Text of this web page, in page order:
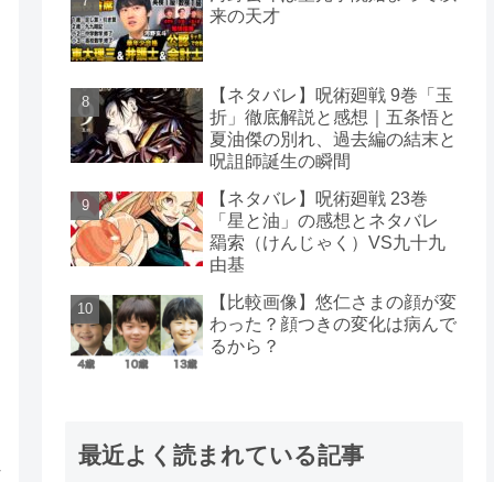
来の天才
【ネタバレ】呪術廻戦 9巻「玉
折」徹底解説と感想｜五条悟と
夏油傑の別れ、過去編の結末と
呪詛師誕生の瞬間
【ネタバレ】呪術廻戦 23巻
「星と油」の感想とネタバレ
羂索（けんじゃく）VS九十九
由基
【比較画像】悠仁さまの顔が変
わった？顔つきの変化は病んで
るから？
最近よく読まれている記事